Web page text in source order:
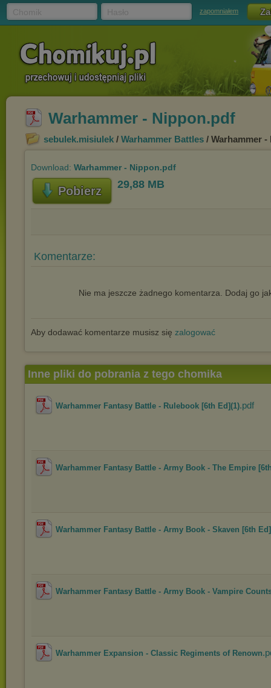
zapomniałem
Warhammer - Nippon.pdf
sebulek.misiulek / Warhammer Battles / Warhammer
Download: Warhammer - Nippon.pdf
Pobierz 29,88 MB
Komentarze:
Nie ma jeszcze żadnego komentarza. Dodaj go
Aby dodawać komentarze musisz się zalogować
Inne pliki do pobrania z tego chomika
Warhammer Fantasy Battle - Rulebook [6th Ed](1).pdf
Warhammer Fantasy Battle - Army Book - The Empire
Warhammer Fantasy Battle - Army Book - Skaven [6th Ed]
Warhammer Fantasy Battle - Army Book - Vampire
Warhammer Expansion - Classic Regiments of Renown